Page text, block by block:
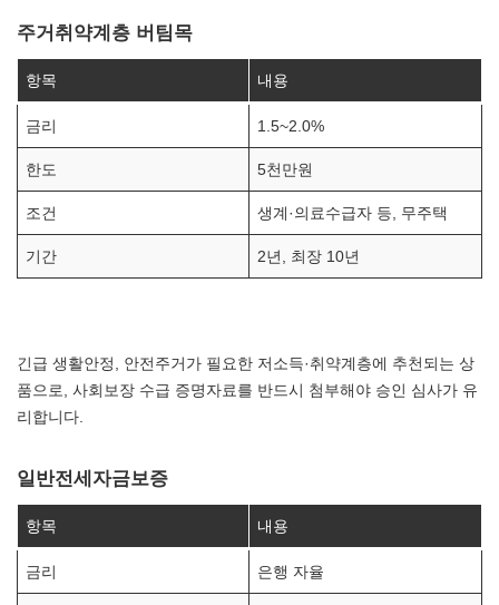
주거취약계층 버팀목
항목 내용
금리 1.5~2.0%
한도 5천만원
조건 생계·의료수급자 등, 무주택
기간 2년, 최장 10년
긴급 생활안정, 안전주거가 필요한 저소득·취약계층에 추천되는 상
품으로, 사회보장 수급 증명자료를 반드시 첨부해야 승인 심사가 유
리합니다.
일반전세자금보증
항목 내용
금리 은행 자율